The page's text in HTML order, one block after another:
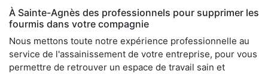
À Sainte-Agnès des professionnels pour supprimer les
fourmis dans votre compagnie
Nous mettons toute notre expérience professionnelle au
service de l'assainissement de votre entreprise, pour vous
permettre de retrouver un espace de travail sain et